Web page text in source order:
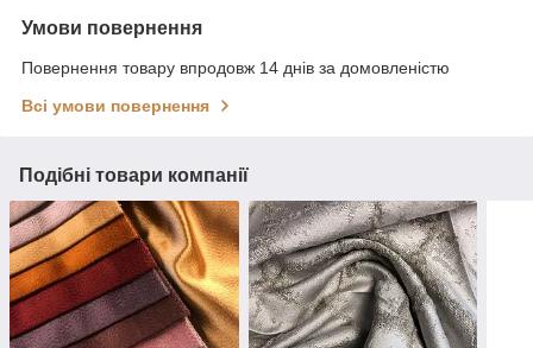
Умови повернення
Повернення товару впродовж 14 днів за домовленістю
Всі умови повернення
Подібні товари компанії